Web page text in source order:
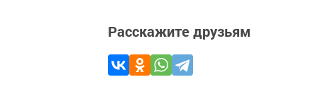
Расскажите друзьям